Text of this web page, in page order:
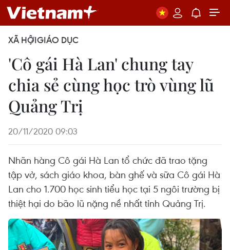
XÃ HỘIGIÁO DỤC
'Cô gái Hà Lan' chung tay
chia sẻ cùng học trò vùng lũ
Quảng Trị
20/11/2020 09:03
Nhãn hàng Cô gái Hà Lan tổ chức đã trao tặng
tập vở, sách giáo khoa, bàn ghế và sữa Cô gái Hà
Lan cho 1.700 học sinh tiểu học tại 5 ngôi trường bị
thiệt hại do bão lũ nặng nề nhất tỉnh Quảng Trị.